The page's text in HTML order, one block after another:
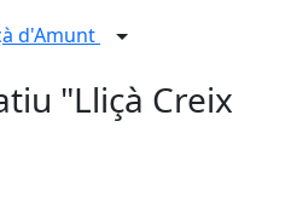
d'Amunt
"Lliçà Creix